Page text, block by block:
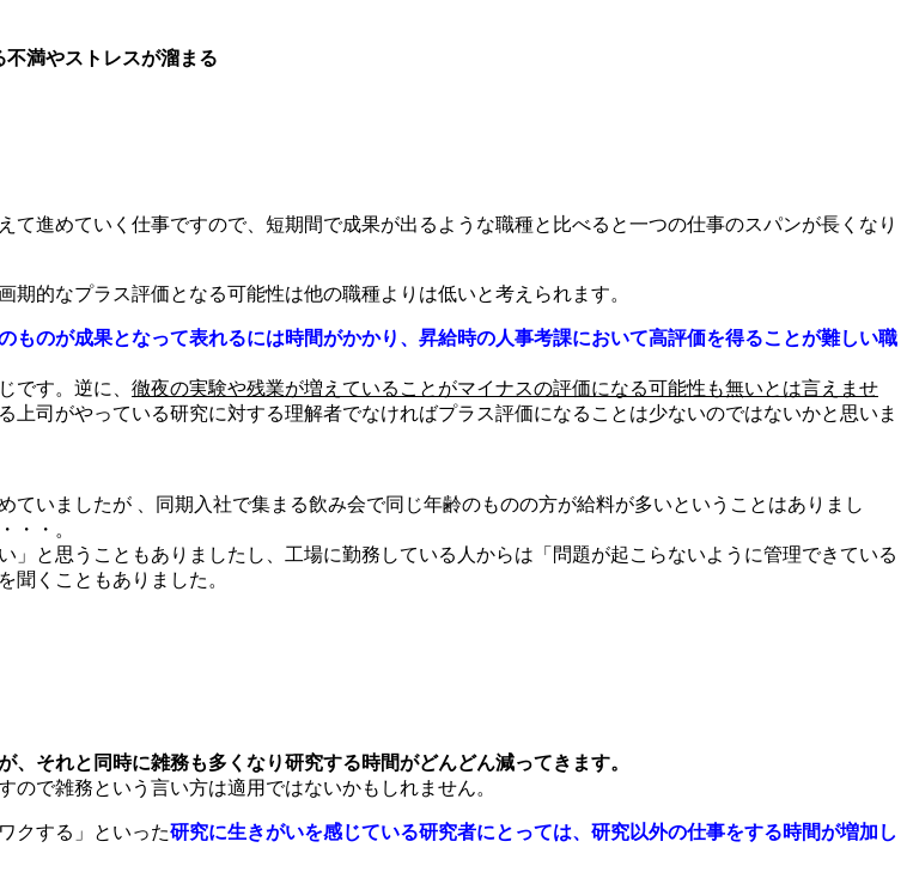
満やストレスが溜まる
進めていく仕事ですので、短期間で成果が出るような職種と比べると一つの仕事のスパンが長くなり
的なプラス評価となる可能性は他の職種よりは低いと考えられます。
ものが成果となって表れるには時間がかかり、昇給時の人事考課において高評価を得ることが難しい職
です。逆に、 徹夜の実験や残業が増えていることがマイナスの評価になる可能性も無いとは言えませ
司がやっている研究に対する理解者でなければプラス評価になることは少ないのではないかと思いま
いましたが 、同期入社で集まる飲み会で同じ年齢のものの方が給料が多いということはありまし
・・。
と思うこともありましたし、工場に勤務している人からは「問題が起こらないように管理できている
聞くこともありました。
それと同時に雑務も多くなり研究する時間がどんどん減ってきます。
で雑務という言い方は適用ではないかもしれません。
クする」といった研究に生きがいを感じている研究者にとっては、研究以外の仕事をする時間が増加し